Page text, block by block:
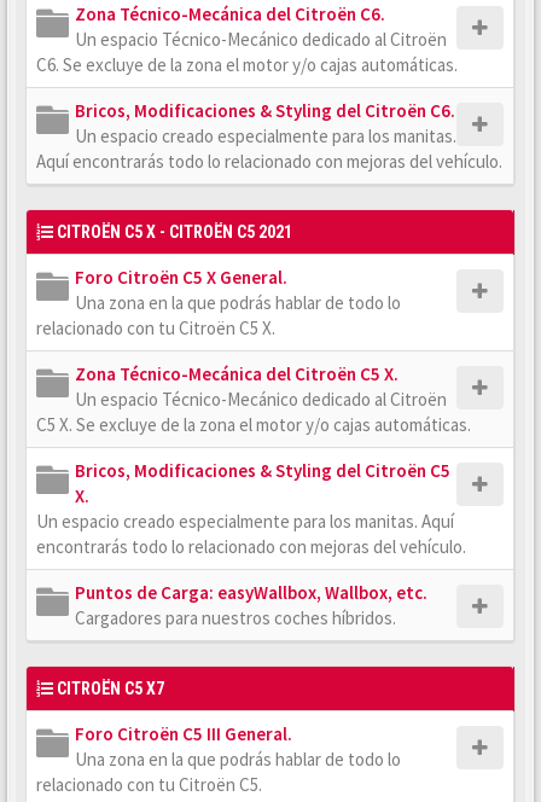
Zona Técnico-Mecánica del Citroën C6.
Un espacio Técnico-Mecánico dedicado al Citroën
C6. Se excluye de la zona el motor y/o cajas automáticas.
Bricos, Modificaciones & Styling del Citroën C6.
Un espacio creado especialmente para los manitas.
Aquí encontrarás todo lo relacionado con mejoras del vehículo.
CITROËN C5 X - CITROËN C5 2021
Foro Citroën C5 X General.
Una zona en la que podrás hablar de todo lo
relacionado con tu Citroën C5 X.
Zona Técnico-Mecánica del Citroën C5 X.
Un espacio Técnico-Mecánico dedicado al Citroën
C5 X. Se excluye de la zona el motor y/o cajas automáticas.
Bricos, Modificaciones & Styling del Citroën C5
X.
Un espacio creado especialmente para los manitas. Aquí
encontrarás todo lo relacionado con mejoras del vehículo.
Puntos de Carga: easyWallbox, Wallbox, etc.
Cargadores para nuestros coches híbridos.
CITROËN C5 X7
Foro Citroën C5 III General.
Una zona en la que podrás hablar de todo lo
relacionado con tu Citroën C5.